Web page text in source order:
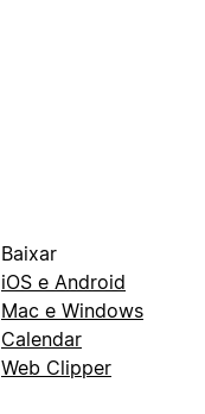
Baixar
iOS e Android
Mac e Windows
Calendar
Web Clipper